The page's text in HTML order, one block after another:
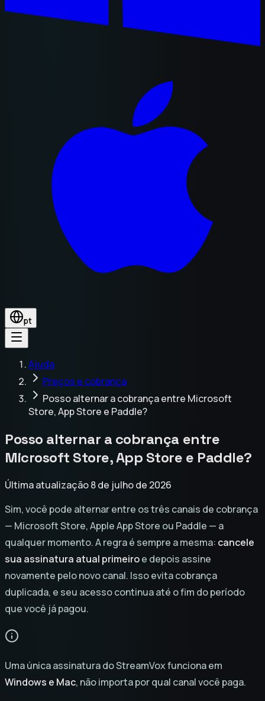
pt
Ajuda
Preços e cobrança
Posso alternar a cobrança entre Microsoft
Store, App Store e Paddle?
Posso alternar a cobrança entre
Microsoft Store, App Store e Paddle?
Última atualização 8 de julho de 2026
Sim, você pode alternar entre os três canais de cobrança
— Microsoft Store, Apple App Store ou Paddle — a
qualquer momento. A regra é sempre a mesma: cancele
sua assinatura atual primeiroe depois assine
novamente pelo novo canal. Isso evita cobrança
duplicada, e seu acesso continua até o fim do período
que você já pagou.
Uma única assinatura do StreamVox funciona em
Windows e Mac, não importa por qual canal você paga.